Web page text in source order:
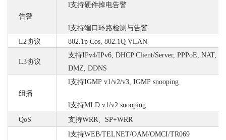
告警
l支持硬件掉电告警
l支持端口环路检测与告警
L2协议
802.1p Cos, 802.1Q VLAN
L3协议
支持IPv4/IPv6, DHCP Client/Server, PPPoE, NAT,
DMZ, DDNS
组播
l支持IGMP v1/v2/v3, IGMP snooping
l支持MLD v1/v2 snooping
QoS
支持WRR、SP+WRR
l支持WEB/TELNET/OAM/OMCI/TR069